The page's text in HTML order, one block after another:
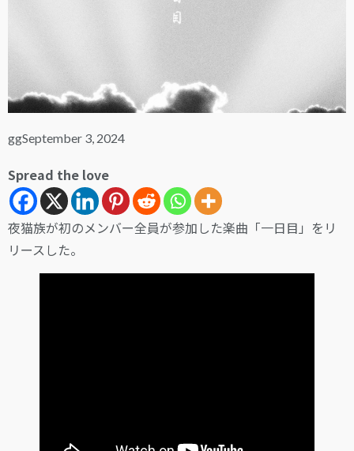
VIDEOS
GALLERY
ggSeptember 3, 2024
Spread the love
夜猫族が初のメンバー全員が参加した楽曲「一日目」をリ
リースした。